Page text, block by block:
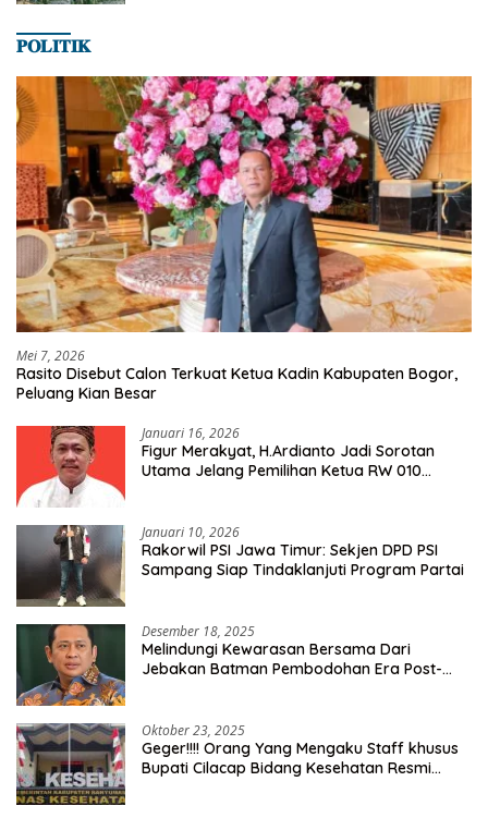
𝐏𝐎𝐋𝐈𝐓𝐈𝐊
Mei 7, 2026
Rasito Disebut Calon Terkuat Ketua Kadin Kabupaten Bogor,
Peluang Kian Besar
Januari 16, 2026
Figur Merakyat, H.Ardianto Jadi Sorotan
Utama Jelang Pemilihan Ketua RW 010
Januari 10, 2026
Rakorwil PSI Jawa Timur: Sekjen DPD PSI
Sampang Siap Tindaklanjuti Program Partai
Desember 18, 2025
Melindungi Kewarasan Bersama Dari
Jebakan Batman Pembodohan Era Post-
Oktober 23, 2025
Geger!!!! Orang Yang Mengaku Staff khusus
Bupati Cilacap Bidang Kesehatan Resmi